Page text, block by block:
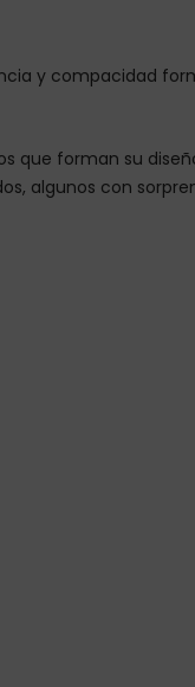
y compacidad
que forman su
algunos con